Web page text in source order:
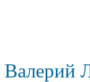
Валерий